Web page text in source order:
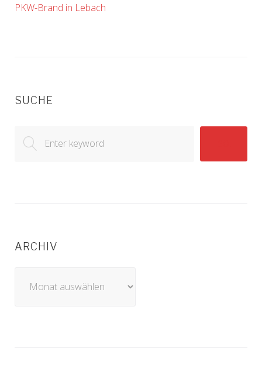
PKW-Brand in Lebach
SUCHE
for:
ARCHIV